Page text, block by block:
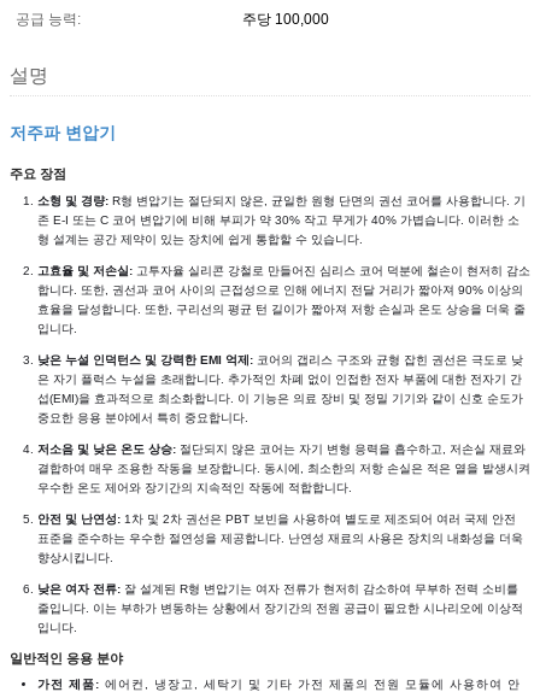
공급 능력:
주당 100,000
설명
저주파 변압기
주요 장점
소형 및 경량: R형 변압기는 절단되지 않은, 균일한 원형 단면의 권선 코어를 사용합니다. 기
존 E-I 또는 C 코어 변압기에 비해 부피가 약 30% 작고 무게가 40% 가볍습니다. 이러한 소
형 설계는 공간 제약이 있는 장치에 쉽게 통합할 수 있습니다.
고효율 및 저손실: 고투자율 실리콘 강철로 만들어진 심리스 코어 덕분에 철손이 현저히 감소
합니다. 또한, 권선과 코어 사이의 근접성으로 인해 에너지 전달 거리가 짧아져 90% 이상의
효율을 달성합니다. 또한, 구리선의 평균 턴 길이가 짧아져 저항 손실과 온도 상승을 더욱 줄
입니다.
낮은 누설 인덕턴스 및 강력한 EMI 억제: 코어의 갭리스 구조와 균형 잡힌 권선은 극도로 낮
은 자기 플럭스 누설을 초래합니다. 추가적인 차폐 없이 인접한 전자 부품에 대한 전자기 간
섭(EMI)을 효과적으로 최소화합니다. 이 기능은 의료 장비 및 정밀 기기와 같이 신호 순도가
중요한 응용 분야에서 특히 중요합니다.
저소음 및 낮은 온도 상승: 절단되지 않은 코어는 자기 변형 응력을 흡수하고, 저손실 재료와
결합하여 매우 조용한 작동을 보장합니다. 동시에, 최소한의 저항 손실은 적은 열을 발생시켜
우수한 온도 제어와 장기간의 지속적인 작동에 적합합니다.
안전 및 난연성: 1차 및 2차 권선은 PBT 보빈을 사용하여 별도로 제조되어 여러 국제 안전
표준을 준수하는 우수한 절연성을 제공합니다. 난연성 재료의 사용은 장치의 내화성을 더욱
향상시킵니다.
낮은 여자 전류: 잘 설계된 R형 변압기는 여자 전류가 현저히 감소하여 무부하 전력 소비를
줄입니다. 이는 부하가 변동하는 상황에서 장기간의 전원 공급이 필요한 시나리오에 이상적
입니다.
일반적인 응용 분야
가전 제품: 에어컨, 냉장고, 세탁기 및 기타 가전 제품의 전원 모듈에 사용하여 안